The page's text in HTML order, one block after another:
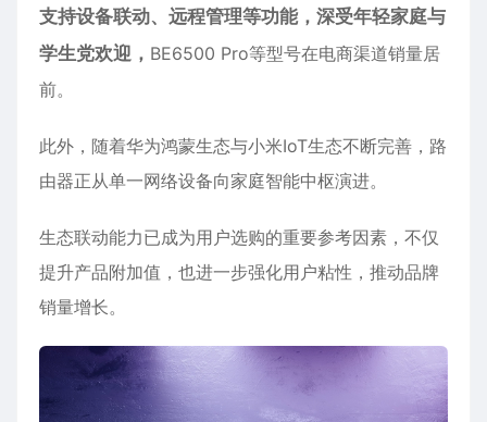
支持设备联动、远程管理等功能，深受年轻家庭与
学生党欢迎， BE6500 Pro等型号在电商渠道销量居
前。
此外，随着华为鸿蒙生态与小米IoT生态不断完善，路
由器正从单一网络设备向家庭智能中枢演进。
生态联动能力已成为用户选购的重要参考因素，不仅
提升产品附加值，也进一步强化用户粘性，推动品牌
销量增长。